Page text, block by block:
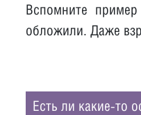
Вспомните
обложили. Даже
Есть ли какие-то